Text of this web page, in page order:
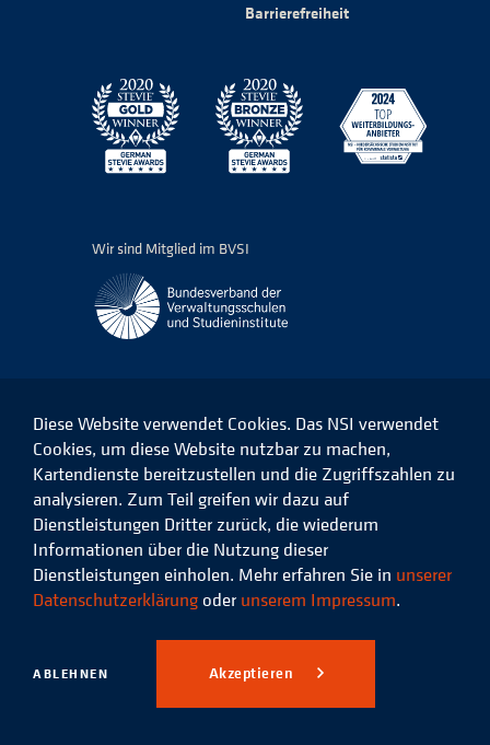
Barrierefreiheit
Wir sind Mitglied im BVSI
Das
NSI
Facebook
Das
NSI
auf
LinkedIn
Das
NSI
auf
Instagram
Das
Xing
© 2026 Niedersächsisches
Studieninstitut für kommunale
Verwaltung e.V.
Datenschutz Impressum
Diese Website verwendet Cookies. Das NSI verwendet
Cookies, um diese Website nutzbar zu machen,
Kartendienste bereitzustellen und die Zugriffszahlen zu
analysieren. Zum Teil greifen wir dazu auf
Dienstleistungen Dritter zurück, die wiederum
Informationen über die Nutzung dieser
Dienstleistungen einholen. Mehr erfahren Sie in unserer
Datenschutzerklärung oder unserem Impressum.
ABLEHNEN Akzeptieren